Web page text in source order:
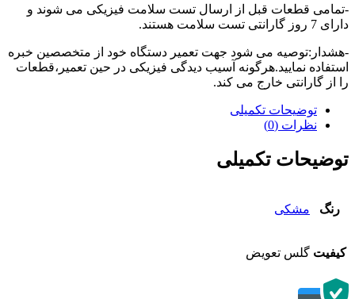
قطعات قبل از ارسال تست سلامت فیزیکی می شوند و
تست سلامت هستند.
می شود جهت تعمیر دستگاه خود از متخصصین خبره
نمایید.هرگونه آسیب دیدگی فیزیکی در حین تعمیر،قطعات
گارانتی خارج می کند.
توضیحات تکمیلی
نظرات (0)
تکمیلی
مشکی
گلس تعویض